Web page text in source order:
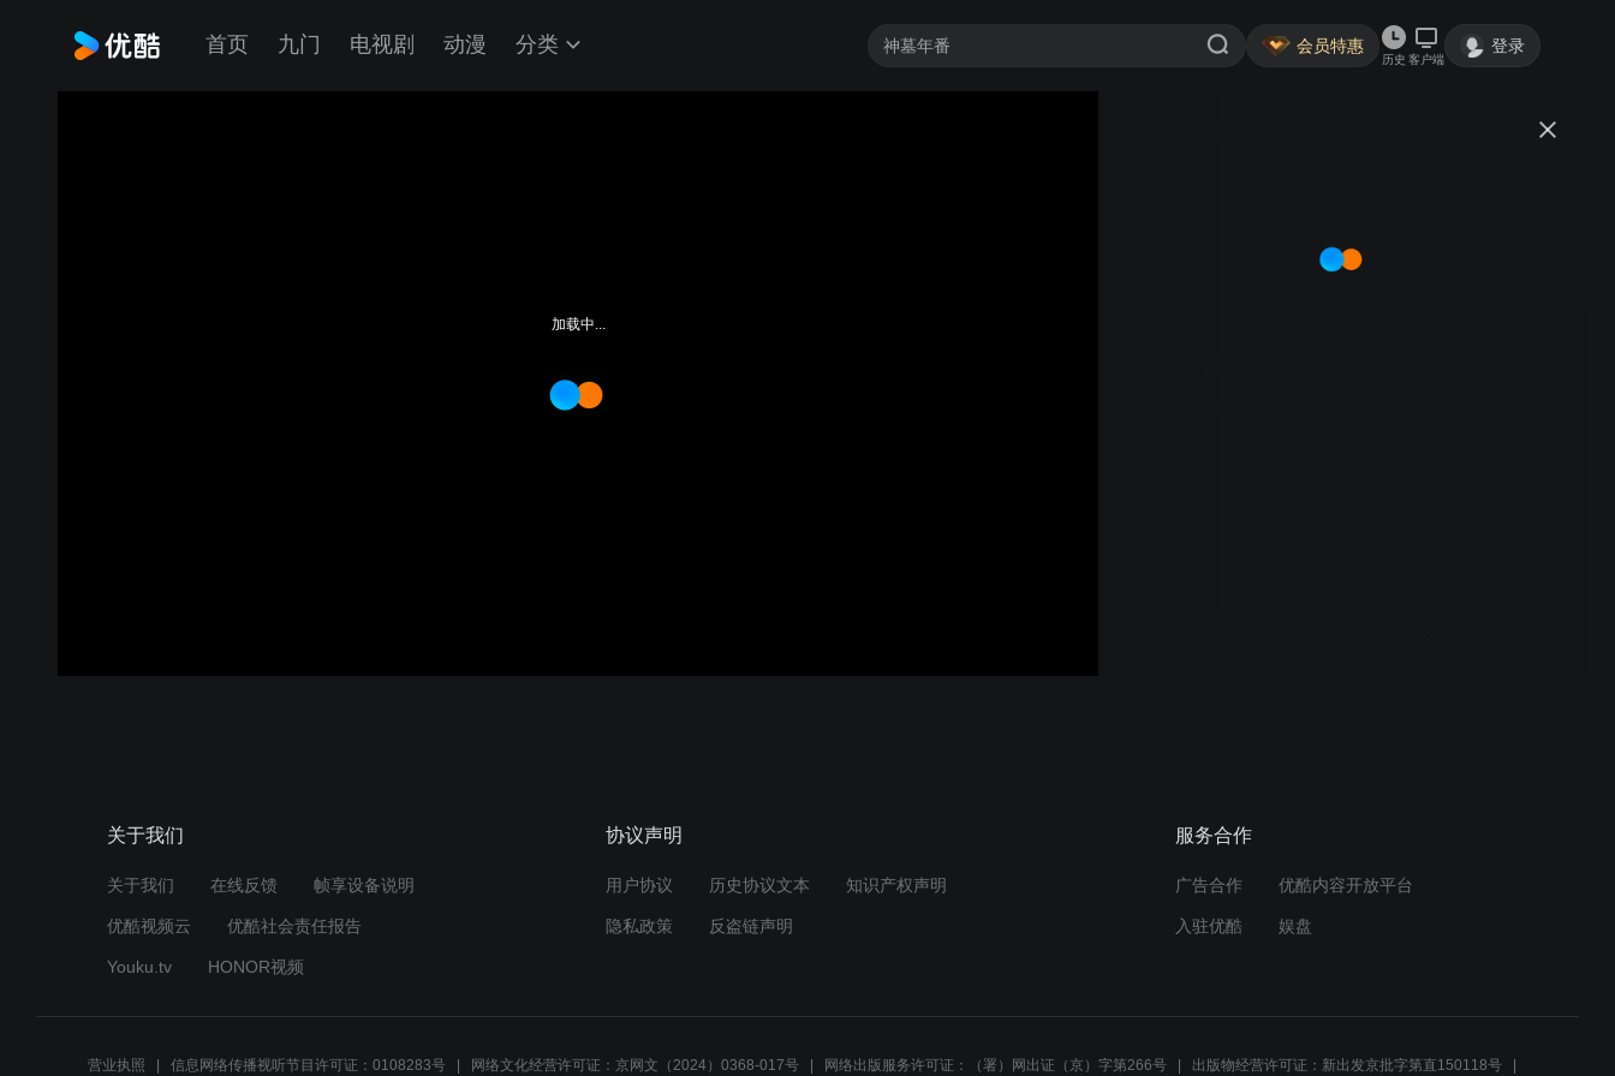
首页 九门 电视剧 动漫 分类 会员特惠
历史 客户端
登录
加载中...
关于我们
关于我们 在线反馈 帧享设备说明
优酷视频云 优酷社会责任报告
Youku.tv HONOR视频
协议声明
用户协议 历史协议文本 知识产权声明
隐私政策 反盗链声明
服务合作
广告合作 优酷内容开放平台
入驻优酷 娱盘
营业执照 信息网络传播视听节目许可证：0108283号 网络文化经营许可证：京网文（2024）0368-017号 网络出版服务许可证：（署）网出证（京）字第266号 出版物经营许可证：新出发京批字第直150118号